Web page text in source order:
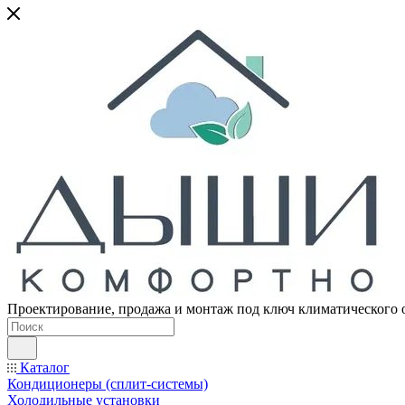
Проектирование, продажа и монтаж под ключ климатического
Каталог
Кондиционеры (сплит-системы)
Холодильные установки